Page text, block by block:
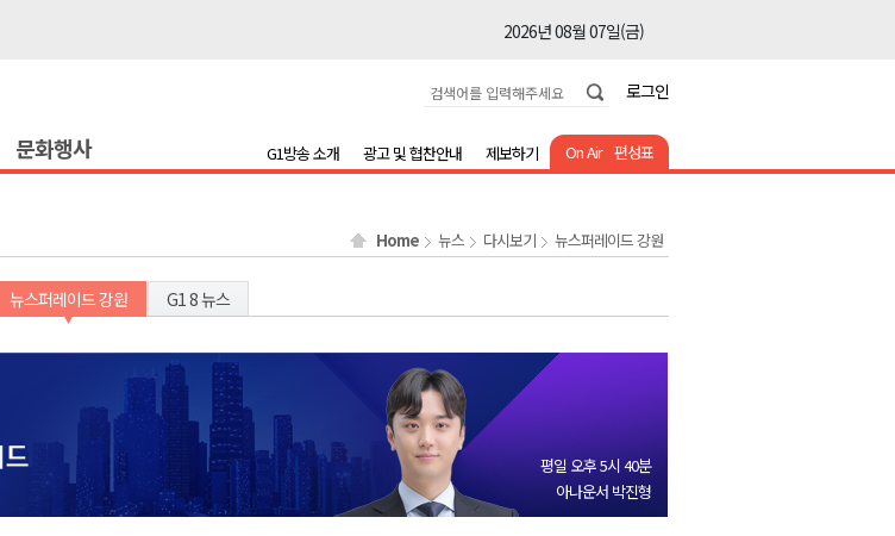
2026년 08월 07일(금)
2026년 08월 07일(금)
2026년 08월 07일(금)
2026년 08월 07일(금)
2026년 08월 07일(금)
2026년 08월 07일(금)
2026년 08월 07일(금)
로그인
문화행사 On Air 편성표
G1방송 소개 광고 및 협찬안내 제보하기
Home 뉴스 다시보기 뉴스퍼레이드 강원
뉴스퍼레이드 강원 G1 8 뉴스
평일 오후 5시 40분
아나운서 박진형